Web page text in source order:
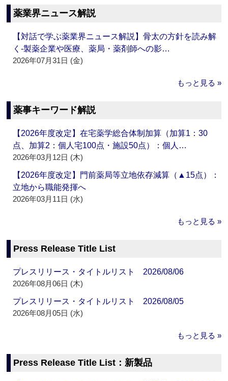
薬業界ニュース解説
【対話で学ぶ薬業界ニュース解説】骨太の方針を読み解
く‐製薬企業や医療、薬局・薬剤師への影…
2026年07月31日 (金)
もっと見る »
薬事キーワード解説
【2026年度改定】在宅薬学総合体制加算（加算1：30
点、加算2：個人宅100点・施設50点）：個人…
2026年03月12日 (木)
【2026年度改定】門前薬局等立地依存減算（▲15点）：
立地から職能発揮へ
2026年03月11日 (水)
もっと見る »
Press Release Title List
プレスリリース・タイトルリスト 2026/08/06
2026年08月06日 (木)
プレスリリース・タイトルリスト 2026/08/05
2026年08月05日 (水)
もっと見る »
Press Release Title List：新製品